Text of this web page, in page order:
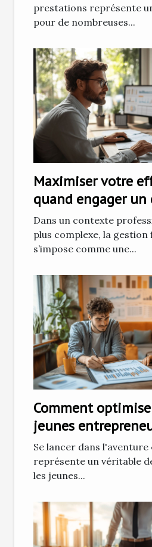
prestations représente
pour de nombreuses...
Maximiser votre
quand engager un
comptable ?
Dans un contexte
plus complexe, la
s’impose comme une...
Comment
jeunes
réussir ?
Se lancer dans
représente un véritable
les jeunes...